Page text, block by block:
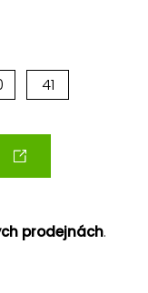
41
prodejnách.